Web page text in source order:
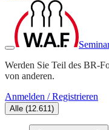
Werden Sie Teil des BR-
von anderen.
Anmelden / Registrieren
Alle (12.611)